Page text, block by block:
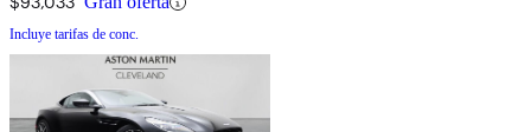
Incluye tarifas de conc.